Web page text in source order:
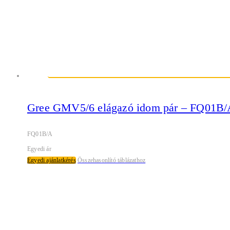
Gree GMV5/6 elágazó idom pár –
FQ01B/A
Egyedi ár
Egyedi ajánlatkérés Összehasonlító táblázathoz